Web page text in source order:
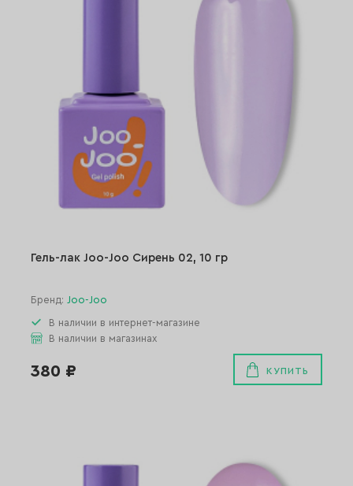
Гель-лак Joo-Joo Сирень 02, 10 гр
Бренд: Joo-Joo
В наличии в интернет-магазине
В наличии в магазинах
380 ₽ КУПИТЬ